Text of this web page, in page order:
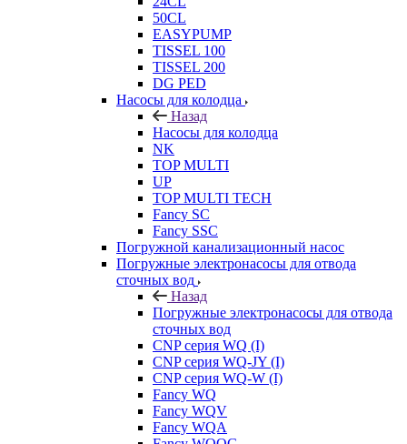
50CL
EASYPUMP
TISSEL 100
TISSEL 200
DG PED
Насосы для колодца
Назад
Насосы для колодца
NK
TOP MULTI
UP
TOP MULTI TECH
Fancy SC
Fancy SSC
Погружной канализационный насос
Погружные электронасосы для отвода
сточных вод
Назад
Погружные электронасосы для отвода
сточных вод
CNP серия WQ (I)
CNP серия WQ-JY (I)
CNP серия WQ-W (I)
Fancy WQ
Fancy WQV
Fancy WQA